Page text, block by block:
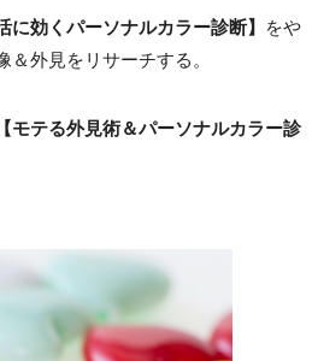
に効くパーソナルカラー診断】
をや
＆外見をリサーチする。
【モテる外見術＆パーソナルカラー診